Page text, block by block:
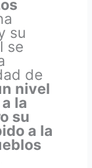
su
se
de
nivel
la
su
a la